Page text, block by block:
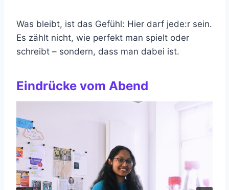
Was bleibt, ist das Gefühl: Hier darf jede:r sein.
Es zählt nicht, wie perfekt man spielt oder
schreibt – sondern, dass man dabei ist.
Eindrücke vom Abend